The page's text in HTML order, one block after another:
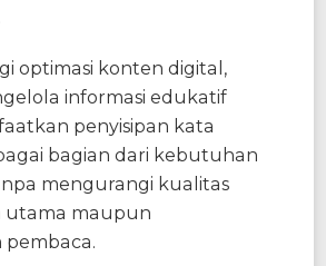
optimasi konten digital,
informasi edukatif
penyisipan kata
bagian dari kebutuhan
mengurangi kualitas
utama maupun
pembaca.